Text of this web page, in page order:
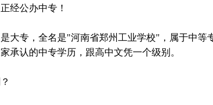
公办中专！
专，全名是"河南省郑州工业学校"，属于中等
承认的中专学历，跟高中文凭一个级别。